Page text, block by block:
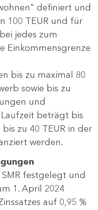
definiert und
100 TEUR und für
jedes zum
Einkommensgrenze
bis zu maximal 80
sowie bis zu
und
beträgt bis
zu 40 TEUR in der
werden.
festgelegt und
1. April 2024
auf 0,95 %